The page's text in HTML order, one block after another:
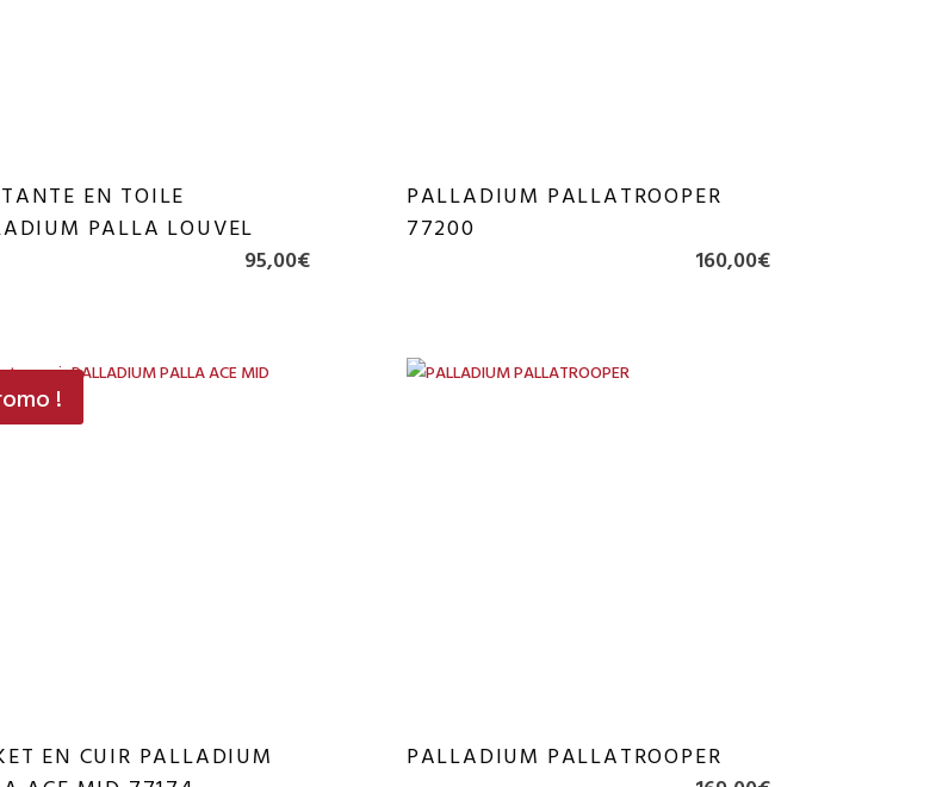
EN TOILE
PALLA LOUVEL
95,00€
PALLADIUM PALLATROOPER
77200
160,00€
!
EN CUIR PALLADIUM
PALLADIUM PALLATROOPER